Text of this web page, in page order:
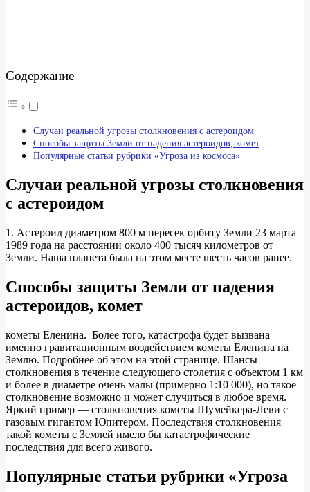
Содержание
Случаи реальной угрозы столкновения с астероидом
Способы защиты Земли от падения астероидов, комет
Популярные статьи рубрики «Угроза из космоса»
Случаи реальной угрозы столкновения
с астероидом
1. Астероид диаметром 800 м пересек орбиту Земли 23 марта
1989 года на расстоянии около 400 тысяч километров от
Земли. Наша планета была на этом месте шесть часов ранее.
Способы защиты Земли от падения
астероидов, комет
кометы Еленина. Более того, катастрофа будет вызвана
именно гравитационным воздействием кометы Еленина на
Землю. Подробнее об этом на этой странице. Шансы
столкновения в течение следующего столетия с объектом 1 км
и более в диаметре очень малы (примерно 1:10 000), но такое
столкновение возможно и может случиться в любое время.
Яркий пример — столкновения кометы Шумейкера-Леви с
газовым гигантом Юпитером. Последствия столкновения
такой кометы с Землей имело бы катастрофические
последствия для всего живого.
Популярные статьи рубрики «Угроза